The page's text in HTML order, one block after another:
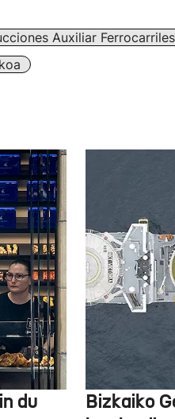
Auxiliar Ferrocarriles
du
Bizkaiko